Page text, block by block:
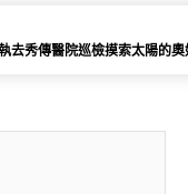
去秀傳醫院巡檢摸索太陽的奧